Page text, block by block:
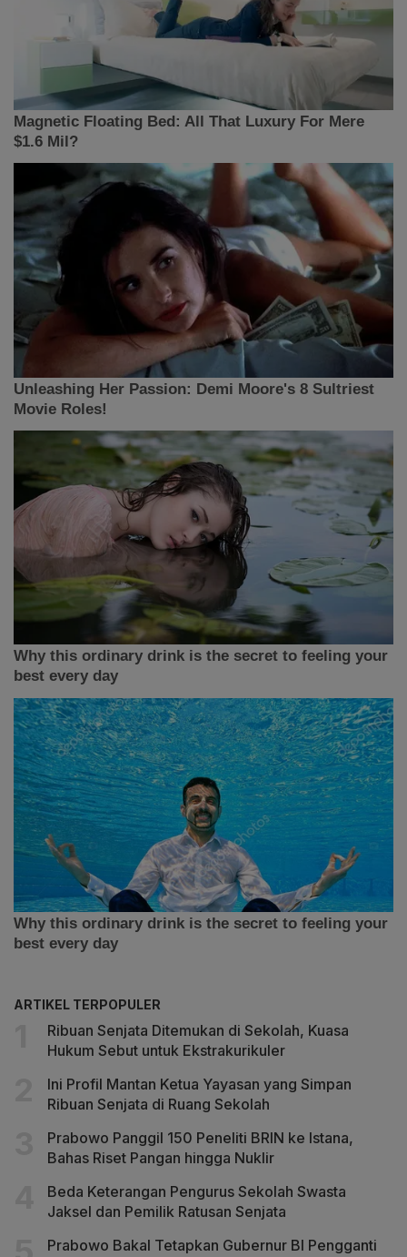
ARTIKEL TERPOPULER
Ribuan Senjata Ditemukan di Sekolah, Kuasa
Hukum Sebut untuk Ekstrakurikuler
Ini Profil Mantan Ketua Yayasan yang Simpan
Ribuan Senjata di Ruang Sekolah
Prabowo Panggil 150 Peneliti BRIN ke Istana,
Bahas Riset Pangan hingga Nuklir
Beda Keterangan Pengurus Sekolah Swasta
Jaksel dan Pemilik Ratusan Senjata
Prabowo Bakal Tetapkan Gubernur BI Pengganti